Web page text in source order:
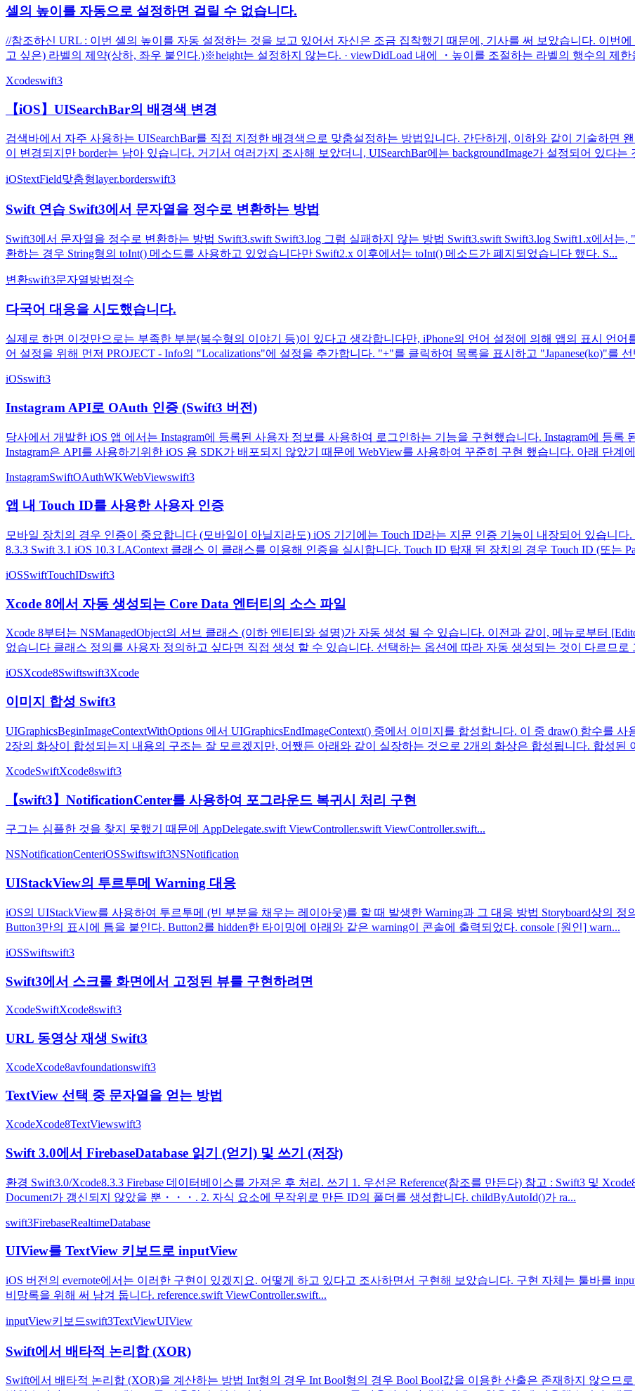
셀의 높이를 자동으로 설정하면 걸릴 수 없습니다.
//참조하신 URL : 이번 셀의 높이를 자동 설정하는 것을 보고 있어서 자신은 조금 집착했기 때문에, 기사를 써 보았습니다. 이번
고 싶은) 라벨의 제약(상하, 좌우 붙인다.)※height는 설정하지 않는다. · viewDidLoad 내에 ・높이를 조절하는 라벨의 행수의 제
Xcodeswift3
【iOS】UISearchBar의 배경색 변경
검색바에서 자주 사용하는 UISearchBar를 직접 지정한 배경색으로 맞춤설정하는 방법입니다. 간단하게, 이하와 같이 기술하면
이 변경되지만 border는 남아 있습니다. 거기서 여러가지 조사해 보았더니, UISearchBar에는 backgroundImage가 설정되어 있다는
iOStextField맞춤형layer.borderswift3
Swift 연습 Swift3에서 문자열을 정수로 변환하는 방법
Swift3에서 문자열을 정수로 변환하는 방법 Swift3.swift Swift3.log 그럼 실패하지 않는 방법 Swift3.swift Swift3.log Swift1.x에서
환하는 경우 String형의 toInt() 메소드를 사용하고 있었습니다만 Swift2.x 이후에서는 toInt() 메소드가 폐지되었습니다 했다. S...
변환swift3문자열방법정수
다국어 대응을 시도했습니다.
실제로 하면 이것만으로는 부족한 부분(복수형의 이야기 등)이 있다고 생각합니다만, iPhone의 언어 설정에 의해 앱의 표시 언
어 설정을 위해 먼저 PROJECT - Info의 "Localizations"에 설정을 추가합니다. "+"를 클릭하여 목록을 표시하고 "Japanese(ko)"를
iOSswift3
Instagram API로 OAuth 인증 (Swift3 버전)
당사에서 개발한 iOS 앱 에서는 Instagram에 등록된 사용자 정보를 사용하여 로그인하는 기능을 구현했습니다. Instagram에 등록
Instagram은 API를 사용하기위한 iOS 용 SDK가 배포되지 않았기 때문에 WebView를 사용하여 꾸준히 구현 했습니다. 아래 단계
InstagramSwiftOAuthWKWebViewswift3
앱 내 Touch ID를 사용한 사용자 인증
모바일 장치의 경우 인증이 중요합니다 (모바일이 아닐지라도) iOS 기기에는 Touch ID라는 지문 인증 기능이 내장되어 있습니
8.3.3 Swift 3.1 iOS 10.3 LAContext 클래스 이 클래스를 이용해 인증을 실시합니다. Touch ID 탑재 된 장치의 경우 Touch ID (또는
iOSSwiftTouchIDswift3
Xcode 8에서 자동 생성되는 Core Data 엔터티의 소스 파일
Xcode 8부터는 NSManagedObject의 서브 클래스 (이하 엔티티와 설명)가 자동 생성 될 수 있습니다. 이전과 같이, 메뉴로부터
없습니다 클래스 정의를 사용자 정의하고 싶다면 직접 생성 할 수 있습니다. 선택하는 옵션에 따라 자동 생성되는 것이 다르므로
iOSXcode8Swiftswift3Xcode
이미지 합성 Swift3
UIGraphicsBeginImageContextWithOptions 에서 UIGraphicsEndImageContext() 중에서 이미지를 합성합니다. 이 중 draw() 함수를
2장의 화상이 합성되는지 내용의 구조는 잘 모르겠지만, 어쨌든 아래와 같이 실장하는 것으로 2개의 화상은 합성됩니다. 합성된
XcodeSwiftXcode8swift3
【swift3】NotificationCenter를 사용하여 포그라운드 복귀시 처리 구현
구그는 심플한 것을 찾지 못했기 때문에 AppDelegate.swift ViewController.swift ViewController.swift...
NSNotificationCenteriOSSwiftswift3NSNotification
UIStackView의 투르투메 Warning 대응
iOS의 UIStackView를 사용하여 투르투메 (빈 부분을 채우는 레이아웃)를 할 때 발생한 Warning과 그 대응 방법 Storyboard상의 정
Button3만의 표시에 틈을 붙인다. Button2를 hidden한 타이밍에 아래와 같은 warning이 콘솔에 출력되었다. console [원인] warn...
iOSSwiftswift3
Swift3에서 스크롤 화면에서 고정된 뷰를 구현하려면
XcodeSwiftXcode8swift3
URL 동영상 재생 Swift3
XcodeXcode8avfoundationswift3
TextView 선택 중 문자열을 얻는 방법
XcodeXcode8TextViewswift3
Swift 3.0에서 FirebaseDatabase 읽기 (얻기) 및 쓰기 (저장)
환경 Swift3.0/Xcode8.3.3 Firebase 데이터베이스를 가져온 후 처리. 쓰기 1. 우선은 Reference(참조를 만든다) 참고 : Swift3 및
Document가 갱신되지 않았을 뿐・・・. 2. 자식 요소에 무작위로 만든 ID의 폴더를 생성합니다. childByAutoId()가 ra...
swift3FirebaseRealtimeDatabase
UIView를 TextView 키보드로 inputView
iOS 버전의 evernote에서는 이러한 구현이 있겠지요. 어떻게 하고 있다고 조사하면서 구현해 보았습니다. 구현 자체는 툴바를
비망록을 위해 써 남겨 둡니다. reference.swift ViewController.swift...
inputView키보드swift3TextViewUIView
Swift에서 배타적 논리합 (XOR)
Swift에서 배타적 논리합 (XOR)을 계산하는 방법 Int형의 경우 Int Bool형의 경우 Bool Bool값을 이용한 산출은 존재하지 않으므